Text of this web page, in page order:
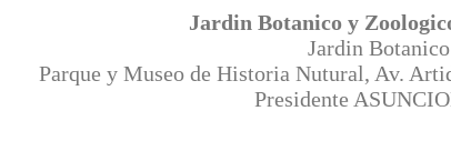
Jardin Botanico y
Jardin
Parque y Museo de Historia Nutural, Av.
Presidente